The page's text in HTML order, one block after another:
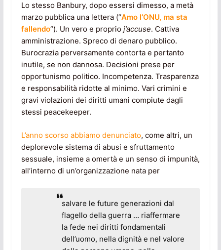
Lo stesso Banbury, dopo essersi dimesso, a metà
marzo pubblica una lettera (“Amo l’ONU, ma sta
fallendo“). Un vero e proprio j’accuse. Cattiva
amministrazione. Spreco di denaro pubblico.
Burocrazia perversamente contorta e pertanto
inutile, se non dannosa. Decisioni prese per
opportunismo politico. Incompetenza. Trasparenza
e responsabilità ridotte al minimo. Vari crimini e
gravi violazioni dei diritti umani compiute dagli
stessi peacekeeper.
L’anno scorso abbiamo denunciato, come altri, un
deplorevole sistema di abusi e sfruttamento
sessuale, insieme a omertà e un senso di impunità,
all’interno di un’organizzazione nata per
salvare le future generazioni dal
flagello della guerra … riaffermare
la fede nei diritti fondamentali
dell’uomo, nella dignità e nel valore